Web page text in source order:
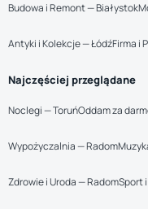
Budowa i Remont — Białystok
Antyki i Kolekcje — ŁódźFirma i
Najczęściej przeglądane
Noclegi — ToruńOddam za
Wypożyczalnia — Radom
Zdrowie i Uroda — RadomSport